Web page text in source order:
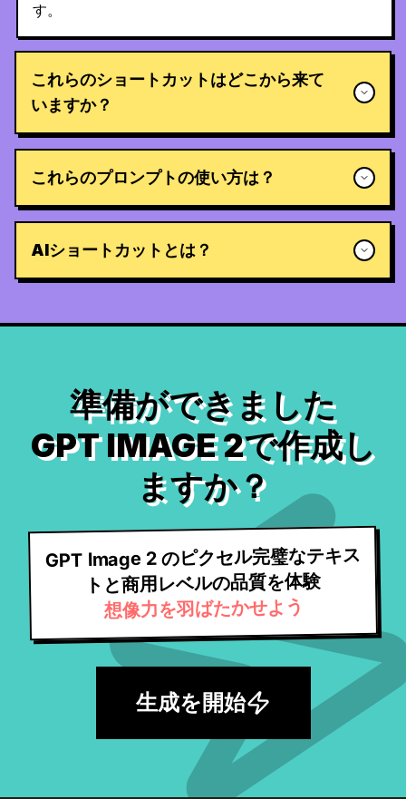
す。
これらのショートカットはどこから来て
いますか？
これらのプロンプトの使い方は？
AIショートカットとは？
準備ができました
GPT IMAGE 2で作成し
ますか？
GPT Image 2 のピクセル完璧なテキス
トと商用レベルの品質を体験
想像力を羽ばたかせよう
生成を開始